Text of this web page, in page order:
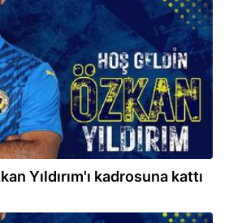
Yıldırım'ı kadrosuna kattı